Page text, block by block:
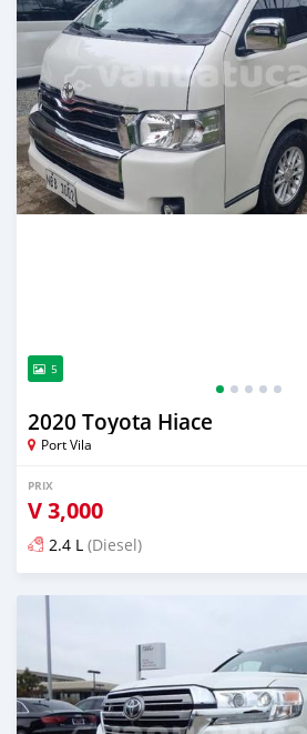
5
2020 Toyota Hiace
Port Vila
PRIX
V3,000
2.4 L (Diesel)
Publié il y a plus de 2 ans